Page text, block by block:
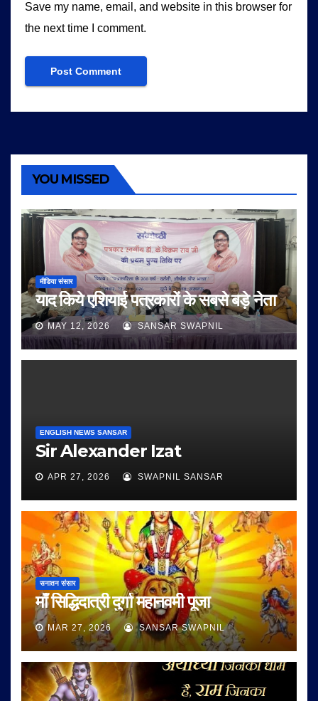
Save my name, email, and website in this browser for
the next time I comment.
YOU MISSED
मीडिया संसार
याद किये एशियाई पत्रकारों के सबसे बड़े नेता
MAY 12, 2026 SANSAR SWAPNIL
ENGLISH NEWS SANSAR
Sir Alexander Izat
APR 27, 2026 SWAPNIL SANSAR
सनातन संसार
माँ सिद्धिदात्री दुर्गा महानवमी पूजा
MAR 27, 2026 SANSAR SWAPNIL